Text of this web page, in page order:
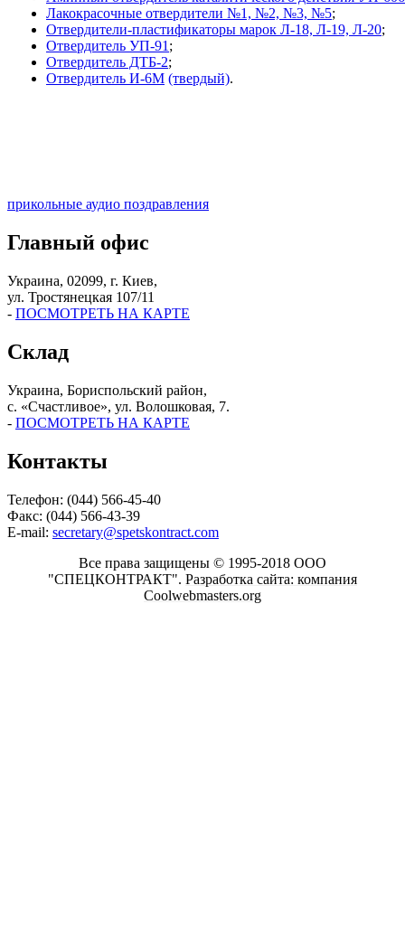
Лакокрасочные отвердители №1, №2, №3, №5;
Отвердители-пластификаторы марок Л-18, Л-19, Л-20;
Отвердитель УП-91 ;
Отвердитель ДТБ-2;
Отвердитель И-6М (твердый).
прикольные аудио поздравления
Главный офис
Украина, 02099, г. Киев,
ул. Тростянецкая 107/11
- ПОСМОТРЕТЬ НА КАРТЕ
Склад
Украина, Бориспольский район,
с. «Счастливое», ул. Волошковая, 7.
- ПОСМОТРЕТЬ НА КАРТЕ
Контакты
Телефон: (044) 566-45-40
Факс: (044) 566-43-39
E-mail: secretary@spetskontract.com
Все права защищены © 1995-2018 ООО
"СПЕЦКОНТРАКТ". Разработка сайта: компания
Coolwebmasters.org